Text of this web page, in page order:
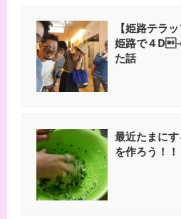
【姫路テラ
姫路で４D
た話
最近たまに
を作ろう！！